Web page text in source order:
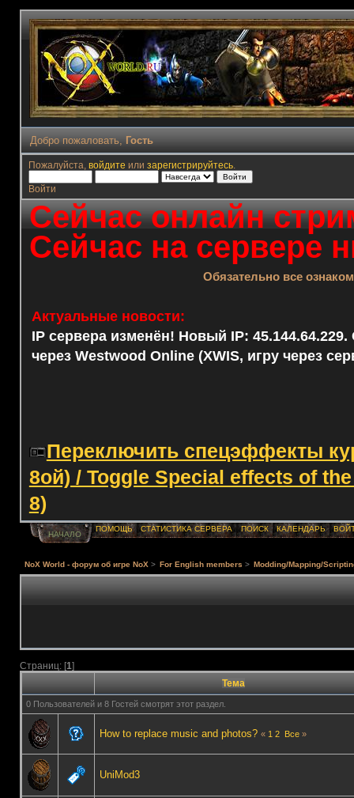
Добро пожаловать, Гость
Пожалуйста, войдите или зарегистрируйтесь.
Войти
Сейчас онлайн
Сейчас на сервере
Обязательно все
Актуальные новости:
IP сервера изменён! Новый IP: 45.144.64.229.
через Westwood Online (XWIS, игру через
Переключить спецэффекты
8ой) / Toggle Special effects of
8)
НАЧАЛО
ПОМОЩЬ СТАТИСТИКА СЕРВЕРА ПОИСК КАЛЕНДАРЬ
NoX World - форум об игре NoX > For English members > Modding/Mapping/
Страниц: [1]
Тема
0 Пользователей и 8 Гостей смотрят этот раздел.
How to replace music and photos? « 1 2 Все»
UniMod3